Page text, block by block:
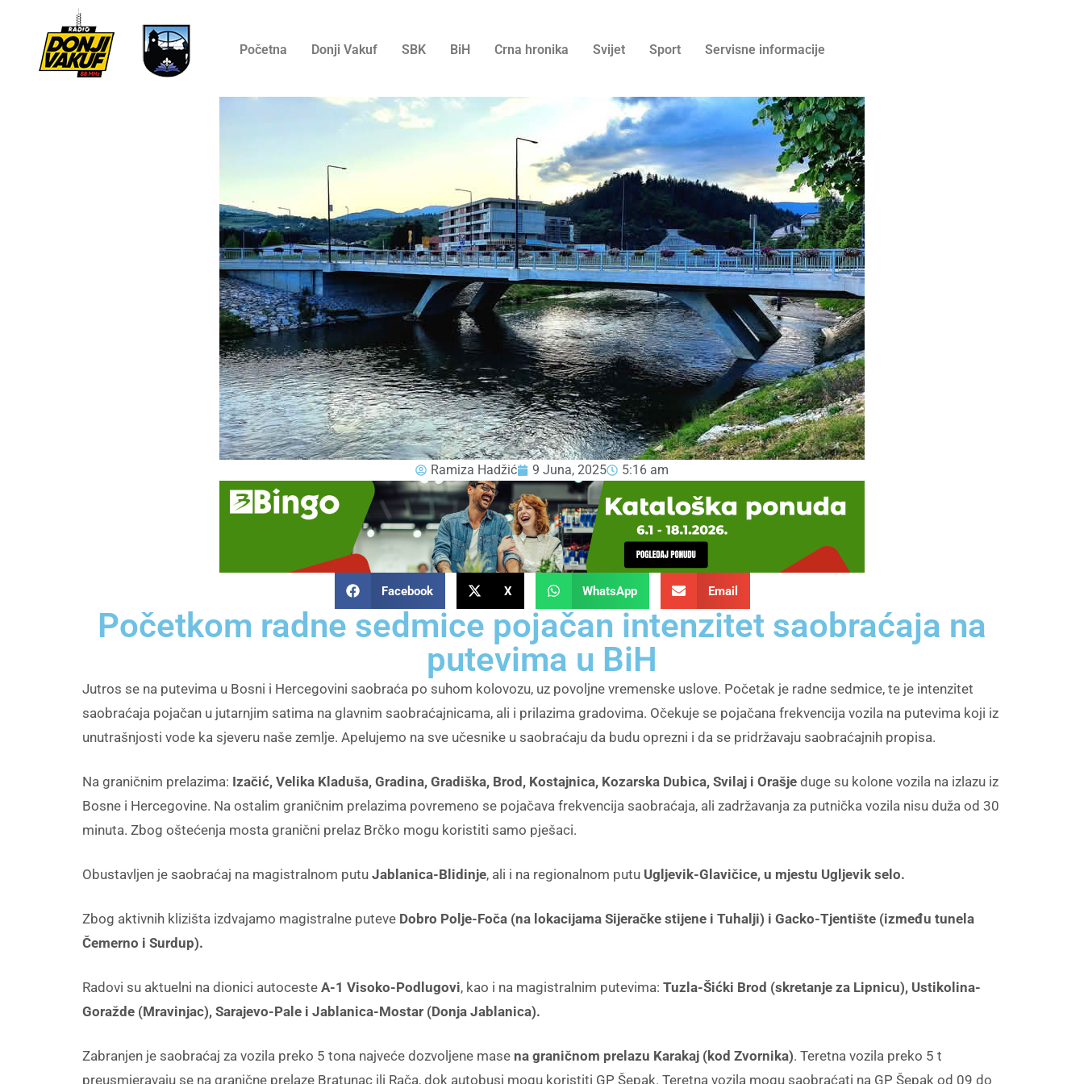
Početna Donji Vakuf SBK BiH Crna hronika Svijet Sport Servisne informacije
Ramiza Hadžić 9 Juna, 2025 5:16 am
Facebook X WhatsApp Email
Početkom radne sedmice pojačan intenzitet saobraćaja na
putevima u BiH
Jutros se na putevima u Bosni i Hercegovini saobraća po suhom kolovozu, uz povoljne vremenske uslove. Početak je radne sedmice, te je intenzitet
saobraćaja pojačan u jutarnjim satima na glavnim saobraćajnicama, ali i prilazima gradovima. Očekuje se pojačana frekvencija vozila na putevima koji iz
unutrašnjosti vode ka sjeveru naše zemlje. Apelujemo na sve učesnike u saobraćaju da budu oprezni i da se pridržavaju saobraćajnih propisa.
Na graničnim prelazima: Izačić, Velika Kladuša, Gradina, Gradiška, Brod, Kostajnica, Kozarska Dubica, Svilaj i Orašje duge su kolone vozila na izlazu iz
Bosne i Hercegovine. Na ostalim graničnim prelazima povremeno se pojačava frekvencija saobraćaja, ali zadržavanja za putnička vozila nisu duža od 30
minuta. Zbog oštećenja mosta granični prelaz Brčko mogu koristiti samo pješaci.
Obustavljen je saobraćaj na magistralnom putu Jablanica-Blidinje, ali i na regionalnom putu Ugljevik-Glavičice, u mjestu Ugljevik selo.
Zbog aktivnih klizišta izdvajamo magistralne puteve Dobro Polje-Foča (na lokacijama Sijeračke stijene i Tuhalji) i Gacko-Tjentište (između tunela
Čemerno i Surdup).
Radovi su aktuelni na dionici autoceste A-1 Visoko-Podlugovi, kao i na magistralnim putevima: Tuzla-Šićki Brod (skretanje za Lipnicu), Ustikolina-
Goražde (Mravinjac), Sarajevo-Pale i Jablanica-Mostar (Donja Jablanica).
Zabranjen je saobraćaj za vozila preko 5 tona najveće dozvoljene mase na graničnom prelazu Karakaj (kod Zvornika). Teretna vozila preko 5 t
preusmjeravaju se na granične prelaze Bratunac ili Rača, dok autobusi mogu koristiti GP Šepak. Teretna vozila mogu saobraćati na GP Šepak od 09 do